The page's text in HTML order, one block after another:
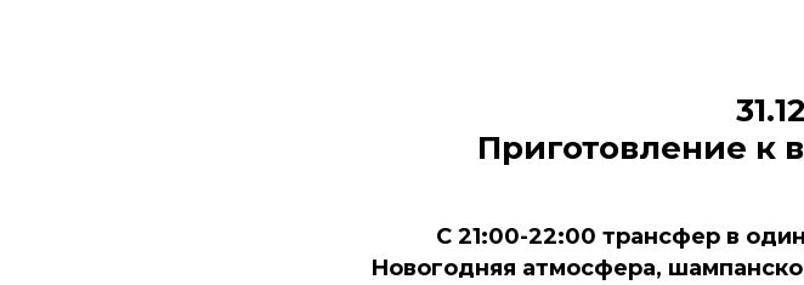
Приготовление к
С 21:00-22:00 трансфер в
Новогодняя атмосфера,